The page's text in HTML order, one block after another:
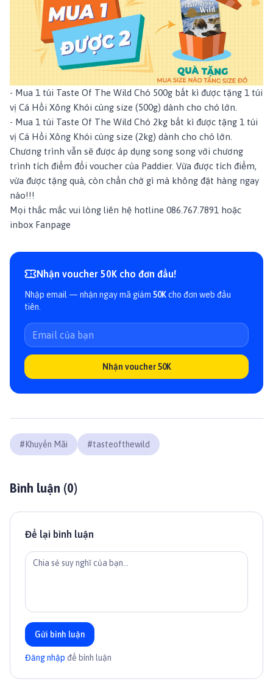
- Mua 1 túi Taste Of The Wild Chó 500g bất kì được tặng 1 túi
vị Cá Hồi Xông Khói cùng size (500g) dành cho chó lớn.
- Mua 1 túi Taste Of The Wild Chó 2kg bất kì được tặng 1 túi
vị Cá Hồi Xông Khói cùng size (2kg) dành cho chó lớn.
Chương trình vẫn sẽ được áp dụng song song với chương
trình tích điểm đổi voucher của Paddier. Vừa được tích điểm,
vừa được tặng quà, còn chần chờ gì mà không đặt hàng ngay
nào!!!
Mọi thắc mắc vui lòng liên hệ hotline 086.767.7891 hoặc
inbox Fanpage
Nhận voucher 50K cho đơn đầu!
Nhập email — nhận ngay mã giảm 50Kcho đơn web đầu
tiên.
Nhận voucher 50K
# Khuyến Mãi #tasteofthewild
Bình luận (0)
Để lại bình luận
Gửi bình luận
Đăng nhập để bình luận